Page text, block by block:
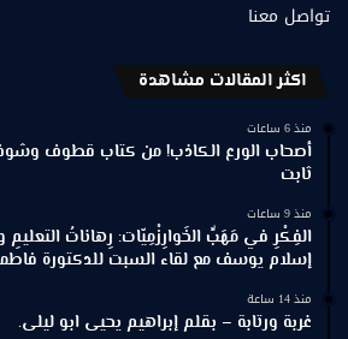
تواصل معنا
اكثر المقالات مشاهدة
منذ 6 ساعات
أصحاب الورع الكاذب! من كتاب قطوف
ثابت
منذ 9 ساعات
الفِكْرِ في مَهَبِّ الخَوارِزْمِيّات: رِهاناتُ التعليمِ
إسلام يوسف مع لقاء السبت للدكتورة
منذ 14 ساعة
غربة ورتابة – بقلم إبراهيم يحيى ابو ليلى.